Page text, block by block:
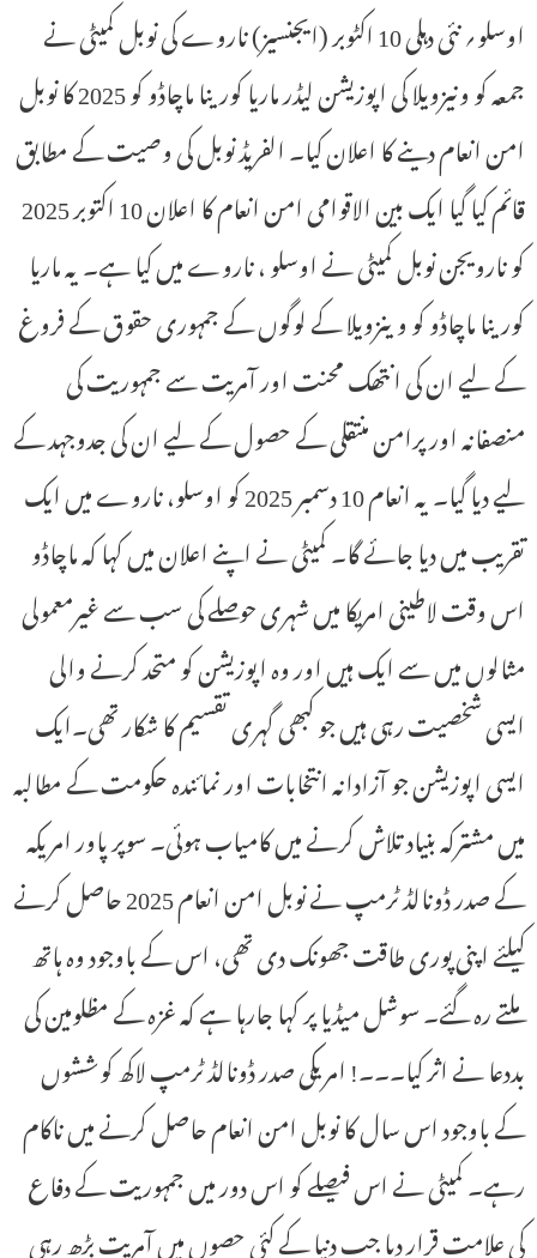
اوسلو؍ نئی دہلی 10 اکٹوبر (ایجنسیز) ناروے کی نوبل کمیٹی نے
جمعہ کو ونیزویلا کی اپوزیشن لیڈر ماریا کورینا ماچاڈو کو 2025 کا نوبل
امن انعام دینے کا اعلان کیا۔ الفریڈ نوبل کی وصیت کے مطابق
قائم کیا گیا ایک بین الاقوامی امن انعام کا اعلان 10 اکتوبر 2025
کو نارویجن نوبل کمیٹی نے اوسلو ، ناروے میں کیا ہے۔ یہ ماریا
کورینا ماچاڈو کو وینزویلا کے لوگوں کے جمہوری حقوق کے فروغ
کے لیے ان کی انتھک محنت اور آمریت سے جمہوریت کی
منصفانہ اور پرامن منتقلی کے حصول کے لیے ان کی جدوجہد کے
لیے دیا گیا۔ یہ انعام 10 دسمبر 2025 کو اوسلو، ناروے میں ایک
تقریب میں دیا جائے گا۔ کمیٹی نے اپنے اعلان میں کہا کہ ماچاڈو
اس وقت لاطینی امریکا میں شہری حوصلے کی سب سے غیرمعمولی
مثالوں میں سے ایک ہیں اور وہ اپوزیشن کو متحد کرنے والی
ایسی شخصیت رہی ہیں جو کبھی گہری تقسیم کا شکار تھی۔ایک
ایسی اپوزیشن جو آزادانہ انتخابات اور نمائندہ حکومت کے مطالبہ
میں مشترکہ بنیاد تلاش کرنے میں کامیاب ہوئی۔ سوپر پاور امریکہ
کے صدر ڈونالڈ ٹرمپ نے نوبل امن انعام 2025 حاصل کرنے
کیلئے اپنی پوری طاقت جھونک دی تھی، اس کے باوجود وہ ہاتھ
ملتے رہ گئے۔ سوشل میڈیا پر کہا جارہا ہے کہ غزہ کے مظلومین کی
بددعا نے اثر کیا۔۔۔! امریکی صدر ڈونالڈ ٹرمپ لاکھ کوششوں
کے باوجود اس سال کا نوبل امن انعام حاصل کرنے میں ناکام
رہے۔ کمیٹی نے اس فیصلے کو اس دور میں جمہوریت کے دفاع
کی علامت قرار دیا جب دنیا کے کئی حصوں میں آمریت بڑھ رہی